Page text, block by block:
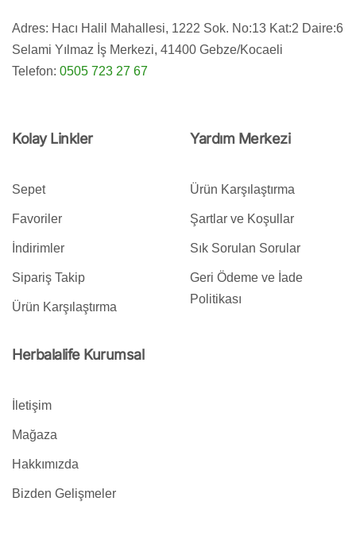
Adres: Hacı Halil Mahallesi, 1222 Sok. No:13 Kat:2 Daire:6
Selami Yılmaz İş Merkezi, 41400 Gebze/Kocaeli
Telefon: 0505 723 27 67
Kolay Linkler
Sepet
Favoriler
İndirimler
Sipariş Takip
Ürün Karşılaştırma
Yardım Merkezi
Ürün Karşılaştırma
Şartlar ve Koşullar
Sık Sorulan Sorular
Geri Ödeme ve İade
Politikası
Herbalalife Kurumsal
İletişim
Mağaza
Hakkımızda
Bizden Gelişmeler